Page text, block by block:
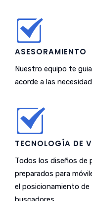
ASESORAMIENTO
Nuestro equipo te
acorde a las
TECNOLOGÍA DE
Todos los diseños de
preparados para
el posicionamiento